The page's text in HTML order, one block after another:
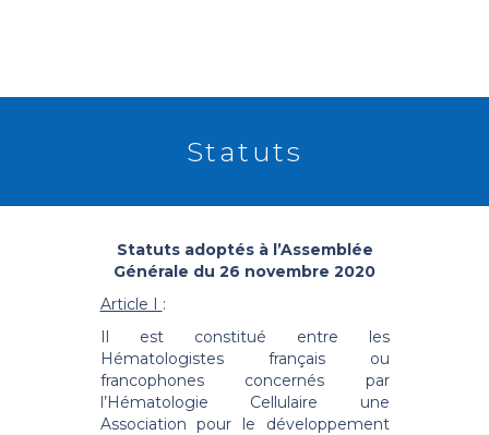
Statuts
Statuts adoptés à l’Assemblée
Générale du 26 novembre 2020
Article I :
Il est constitué entre les
Hématologistes français ou
francophones concernés par
l’Hématologie Cellulaire une
Association pour le développement